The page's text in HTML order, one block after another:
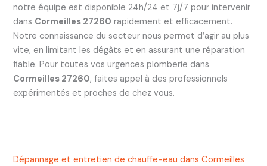
notre équipe est disponible 24h/24 et 7j/7 pour intervenir
dans Cormeilles 27260 rapidement et efficacement.
Notre connaissance du secteur nous permet d’agir au plus
vite, en limitant les dégâts et en assurant une réparation
fiable. Pour toutes vos urgences plomberie dans
Cormeilles 27260, faites appel à des professionnels
expérimentés et proches de chez vous.
Dépannage et entretien de chauffe-eau dans Cormeilles